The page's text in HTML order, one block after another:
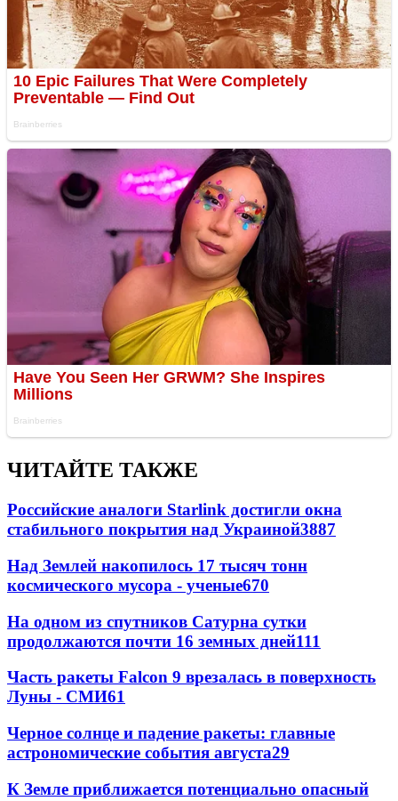
ЧИТАЙТЕ ТАКЖЕ
Российские аналоги Starlink достигли окна
стабильного покрытия над Украиной3887
Над Землей накопилось 17 тысяч тонн
космического мусора - ученые670
На одном из спутников Сатурна сутки
продолжаются почти 16 земных дней111
Часть ракеты Falcon 9 врезалась в поверхность
Луны - СМИ61
Черное солнце и падение ракеты: главные
астрономические события августа29
К Земле приближается потенциально опасный